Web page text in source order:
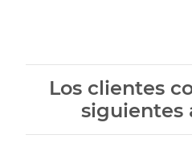
Los clientes
siguientes